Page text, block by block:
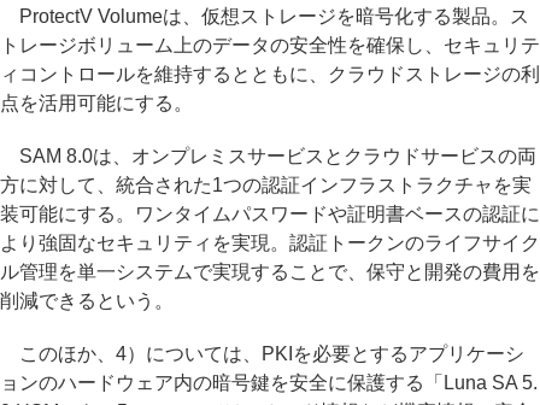
ProtectV Volumeは、仮想ストレージを暗号化する製品。ス
トレージボリューム上のデータの安全性を確保し、セキュリテ
ィコントロールを維持するとともに、クラウドストレージの利
点を活用可能にする。
SAM 8.0は、オンプレミスサービスとクラウドサービスの両
方に対して、統合された1つの認証インフラストラクチャを実
装可能にする。ワンタイムパスワードや証明書ベースの認証に
より強固なセキュリティを実現。認証トークンのライフサイク
ル管理を単一システムで実現することで、保守と開発の費用を
削減できるという。
このほか、4）については、PKIを必要とするアプリケーシ
ョンのハードウェア内の暗号鍵を安全に保護する「Luna SA 5.